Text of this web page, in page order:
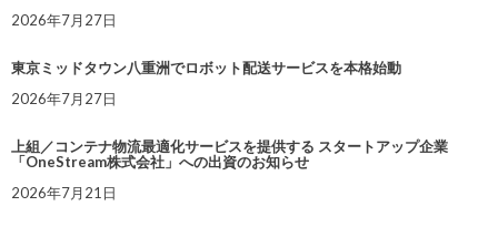
2026年7月27日
東京ミッドタウン八重洲でロボット配送サービスを本格始動
2026年7月27日
上組／コンテナ物流最適化サービスを提供する スタートアップ企業
「OneStream株式会社」への出資のお知らせ
2026年7月21日